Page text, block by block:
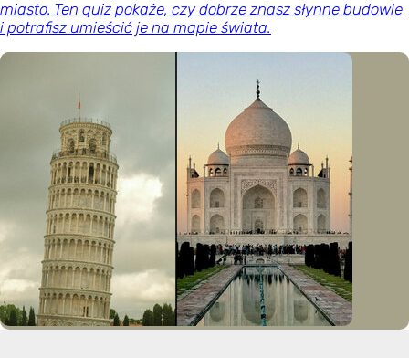
miasto. Ten quiz pokaże, czy dobrze znasz słynne budowle
i potrafisz umieścić je na mapie świata.